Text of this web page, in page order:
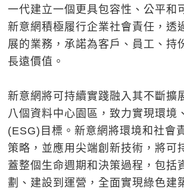
一代建立一個更具包容性、公平和
新意網積極履行企業社會責任，透
展的業務，承諾為客戶、員工、持
長遠價值。
新意網將可持續實踐融入其不斷擴
八個資料中心園區，致力實現環境
(ESG)目標。新意網將環境和社會
策略，並應用尖端創新技術，將可
蓋整個生命週期和決策過程，包括
劃、建設到運營，全面實現綠色建